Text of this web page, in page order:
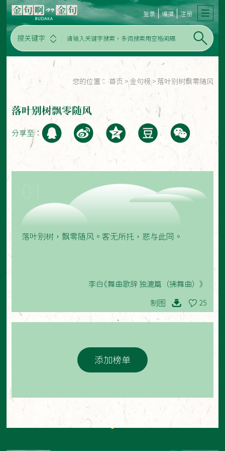
搜关键字
登录 编撰 注册
您的位置： 首页 > 金句榜 > 落叶别树飘零随风
落叶别树飘零随风
分享至：
落叶别树，飘零随风。客无所托，悲与此同。
李白《舞曲歌辞 独漉篇（拂舞曲）》
制图 25
添加榜单